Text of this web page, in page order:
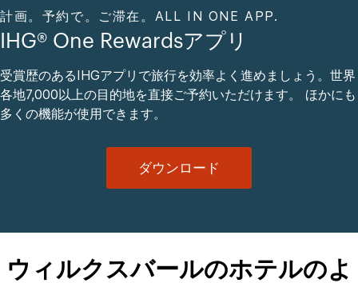
計画。予約で。ご滞在。ALL IN ONE APP.
IHG® One Rewardsアプリ
受賞歴のあるIHGアプリで旅行を効率よく進めましょう。世界
各地7,000以上の目的地を直接ご予約いただけます。 ほかにも
多くの機能が使用できます。
ダウンロード
ウィルクスバールのホテルのよ